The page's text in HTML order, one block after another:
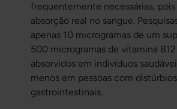
frequentemente necessárias,
absorção real no sangue.
apenas 10 microgramas de um
500 microgramas de vitamina B12
absorvidos em indivíduos
menos em pessoas com distúrbios
gastrointestinais.